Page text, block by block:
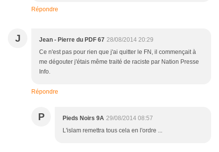
Répondre
J Jean - Pierre du PDF 67 28/08/2014 20:29
Ce n'est pas pour rien que j'ai quitter le FN, il commençait à
me dégouter j'étais même traité de raciste par Nation Presse
Info.
Répondre
P Pieds Noirs 9A 29/08/2014 08:57
L'islam remettra tous cela en l'ordre ...